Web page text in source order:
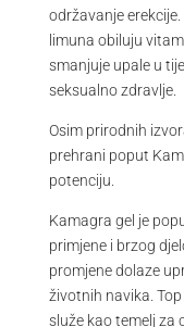
održavanje
limuna obiluju
smanjuje upale u
seksualno zdravlje.
Osim prirodnih
prehrani poput
potenciju.
Kamagra gel je
primjene i brzog
promjene dolaze
životnih navika.
služe kao temelj za